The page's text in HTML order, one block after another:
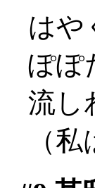
はや
ぽぽ
流し
（